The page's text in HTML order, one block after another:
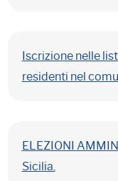
Iscrizione nelle
residenti nel
ELEZIONI
Sicilia.